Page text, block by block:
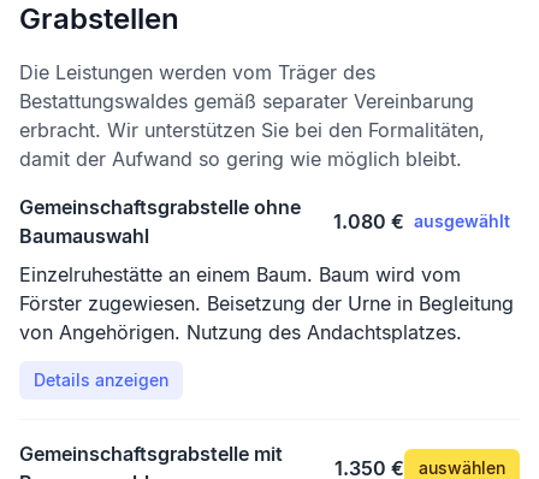
Grabstellen
Die Leistungen werden vom Träger des
Bestattungswaldes gemäß separater Vereinbarung
erbracht. Wir unterstützen Sie bei den Formalitäten,
damit der Aufwand so gering wie möglich bleibt.
Gemeinschaftsgrabstelle ohne
Baumauswahl
1.080 € ausgewählt
Einzelruhestätte an einem Baum. Baum wird vom
Förster zugewiesen. Beisetzung der Urne in Begleitung
von Angehörigen. Nutzung des Andachtsplatzes.
Details anzeigen
Gemeinschaftsgrabstelle mit
1.350 € auswählen